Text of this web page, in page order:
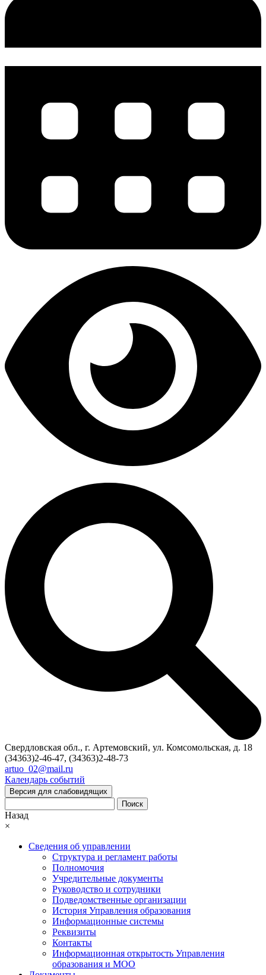
Свердловская обл., г. Артемовский, ул. Комсомольская, д. 18
(34363)2-46-47, (34363)2-48-73
artuo_02@mail.ru
Календарь событий
Версия для слабовидящих
Поиск
Назад
×
Сведения об управлении
Структура и регламент работы
Полномочия
Учредительные документы
Руководство и сотрудники
Подведомственные организации
История Управления образования
Информационные системы
Реквизиты
Контакты
Информационная открытость Управления
образования и МОО